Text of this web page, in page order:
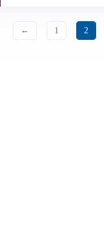
← 1 2